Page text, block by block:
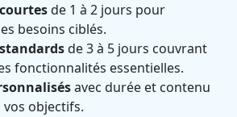
de 1 à 2 jours pour
besoins ciblés.
de 3 à 5 jours couvrant
fonctionnalités essentielles.
avec durée et contenu
objectifs.